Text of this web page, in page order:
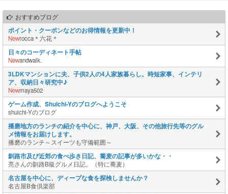
おすすめブログ
ポイント・クーポンなどのお得情報を更新中！
Newrocca＊六花＊
日々のコーディネート手帖
Newandwalk.
3LDKマンションに夫、子供2人の4人家族暮らし。時短家事、インテリ
ア、収納日々研究中♪
Newmaya502
ゲーム作成、Shuichi-Yのブログへようこそ
shuichi-Yのブログ
播磨地方のランチの紹介を中心に、神戸、大阪、その他旅行先等のグル
メ情報をお届けします。
播磨のランチ～スイーツも守備範囲～
釧路市及び近郊の食べ歩き日記、蕎麦の記事が多いかな・・
亮さんの釧路B級グルメ日記。（特に蕎麦）
名古屋を中心に、ディープな食を探検しませんか？
名古屋B食倶楽部